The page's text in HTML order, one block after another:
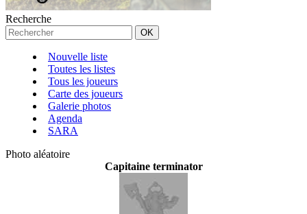
Recherche
Nouvelle liste
Toutes les listes
Tous les joueurs
Carte des joueurs
Galerie photos
Agenda
SARA
Photo aléatoire
Capitaine terminator